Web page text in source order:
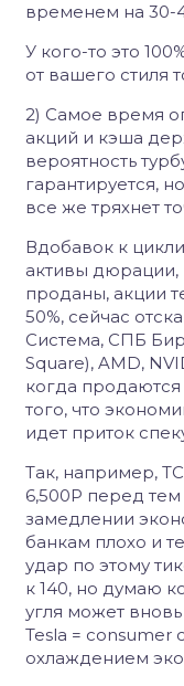
временем на 30-
У кого-то это
от вашего стиля
2) Самое время
акций и кэша
вероятность
гарантируется,
все же тряхнет
Вдобавок к
активы дюрации,
проданы, акции
50%, сейчас
Система, СПБ
Square), AMD,
когда
того, что
идет приток
Так, например,
6,500Р перед тем
замедлении
банкам плохо и
удар по этому
к 140, но думаю
угля может
Tesla = consumer
охлаждением